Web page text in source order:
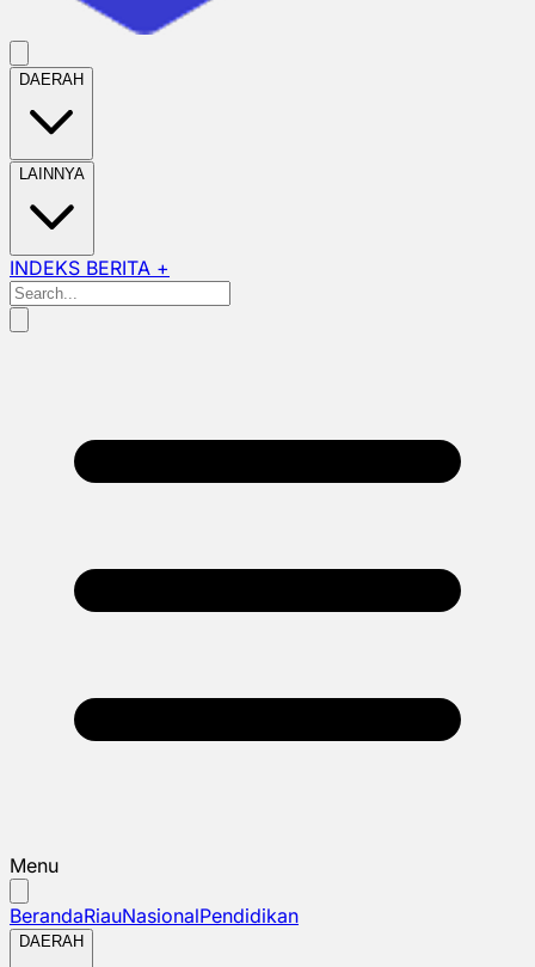
DAERAH
LAINNYA
INDEKS BERITA +
Menu
BerandaRiauNasionalPendidikan
DAERAH